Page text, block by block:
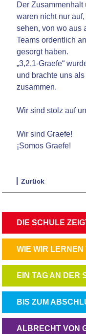
Der
waren nicht nur
sehen, von wo aus
Teams ordentlich
gesorgt haben.
„3,2,1-Graefe“
und brachte uns
zusammen.
Wir sind stolz auf
Wir sind Graefe!
¡Somos Graefe!
Zurück
NAVIGATION
ÜBERSPRINGEN
DIE SCHULE
NAVIGATION
ÜBERSPRINGEN
WIE WIR LERNEN
NAVIGATION
ÜBERSPRINGEN
EIN TAG AN DER
NAVIGATION
ÜBERSPRINGEN
BIS ZUM
NAVIGATION
ALBRECHT VON